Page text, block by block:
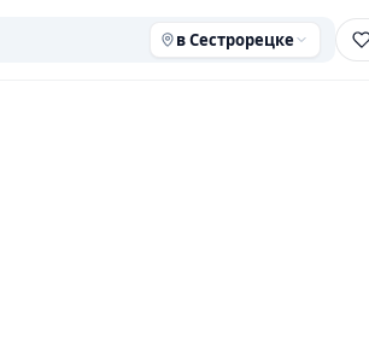
в Сестрорецке